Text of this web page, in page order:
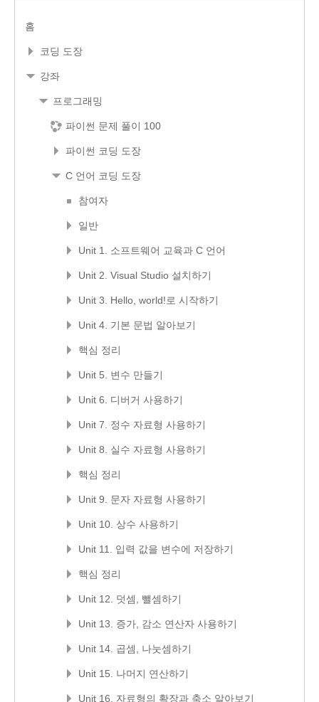
홈
코딩 도장
강좌
프로그래밍
파이썬 문제 풀이 100
파이썬 코딩 도장
C 언어 코딩 도장
참여자
일반
Unit 1. 소프트웨어 교육과 C 언어
Unit 2. Visual Studio 설치하기
Unit 3. Hello, world!로 시작하기
Unit 4. 기본 문법 알아보기
핵심 정리
Unit 5. 변수 만들기
Unit 6. 디버거 사용하기
Unit 7. 정수 자료형 사용하기
Unit 8. 실수 자료형 사용하기
핵심 정리
Unit 9. 문자 자료형 사용하기
Unit 10. 상수 사용하기
Unit 11. 입력 값을 변수에 저장하기
핵심 정리
Unit 12. 덧셈, 뺄셈하기
Unit 13. 증가, 감소 연산자 사용하기
Unit 14. 곱셈, 나눗셈하기
Unit 15. 나머지 연산하기
Unit 16. 자료형의 확장과 축소 알아보기